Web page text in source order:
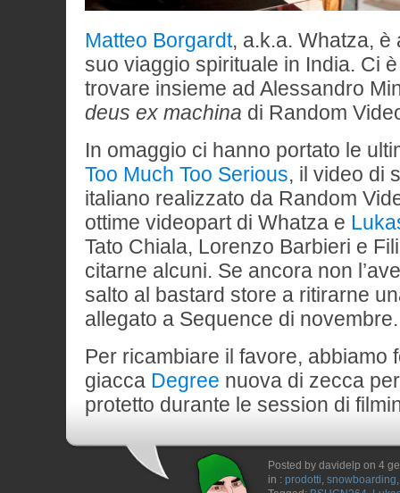
Matteo Borgardt, a.k.a. Whatza, è
suo viaggio spirituale in India. Ci
trovare insieme ad Alessandro
deus ex machina di Random
In omaggio ci hanno portato le
Too Much Too Serious, il video di
italiano realizzato da Random
ottime videopart di Whatza e
Tato Chiala, Lorenzo Barbieri e
citarne alcuni. Se ancora non
salto al bastard store a ritirarne
allegato a Sequence di novembre.
Per ricambiare il favore, abbiamo
giacca Degree nuova di zecca
protetto durante le session di
Posted by davidelp on 4
in : prodotti, snowboarding